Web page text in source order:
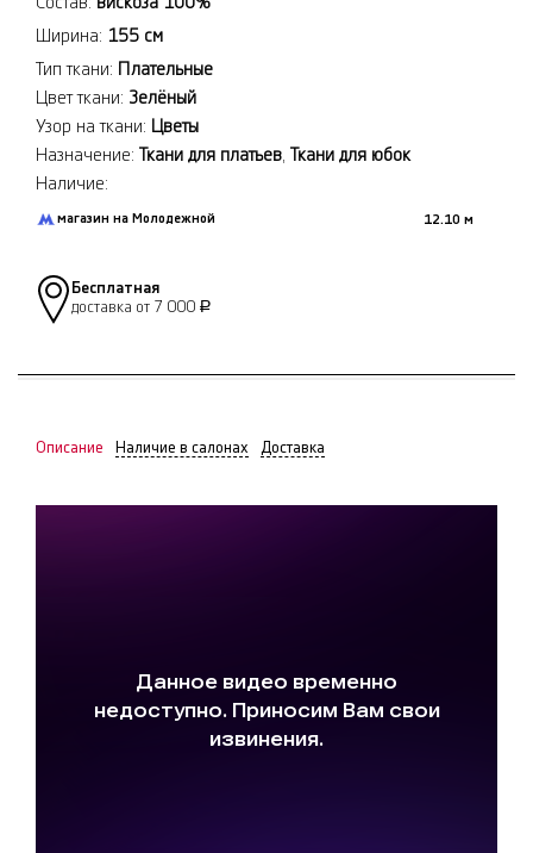
Ширина: 155 см
Тип ткани: Плательные
Цвет ткани: Зелёный
Узор на ткани: Цветы
Назначение: Ткани для платьев Ткани для юбок
Наличие:
магазин на Молодежной 12.10 м
Бесплатная
доставка от 7 000 Р
Описание Наличие в салонах Доставка